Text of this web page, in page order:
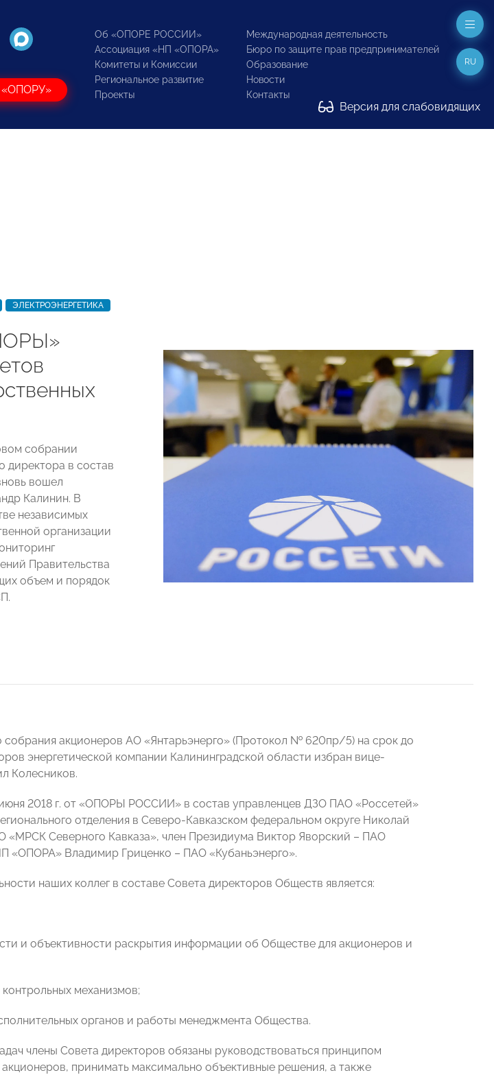
«ОПОРУ»
Об «ОПОРЕ РОССИИ»
Ассоциация «НП «ОПОРА»
Комитеты и Комиссии
Региональное развитие
Проекты
Международная деятельность
Бюро по защите прав предпринимателей
Образование
Новости
Контакты
Версия для слабовидящих
RU
ЭЛЕКТРОЭНЕРГЕТИКА
собрании
директора в состав
вошел
Калинин. В
независимых
организации
Правительства
объем и порядок
акционеров АО «Янтарьэнерго» (Протокол № 620пр/5) на срок до
энергетической компании Калининградской области избран вице-
Колесников.
2018 г. от «ОПОРЫ РОССИИ» в состав управленцев ДЗО ПАО «Россетей»
отделения в Северо-Кавказском федеральном округе Николай
«МРСК Северного Кавказа», член Президиума Виктор Яворский – ПАО
«ОПОРА» Владимир Гриценко – ПАО «Кубаньэнерго».
наших коллег в составе Совета директоров Обществ является:
и объективности раскрытия информации об Обществе для акционеров и
механизмов;
органов и работы менеджмента Общества.
члены Совета директоров обязаны руководствоваться принципом
принимать максимально объективные решения, а также